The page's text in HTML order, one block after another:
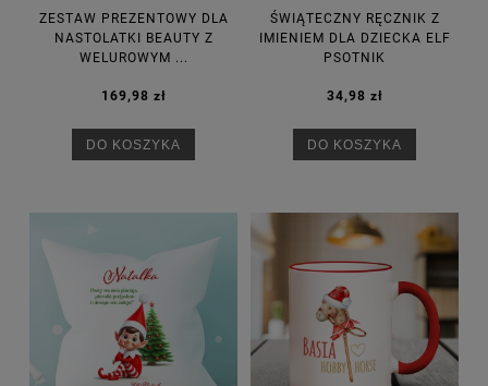
ZESTAW PREZENTOWY DLA
NASTOLATKI BEAUTY Z
WELUROWYM ...
169,98 zł
DO KOSZYKA
ŚWIĄTECZNY RĘCZNIK Z
IMIENIEM DLA DZIECKA ELF
PSOTNIK
34,98 zł
DO KOSZYKA